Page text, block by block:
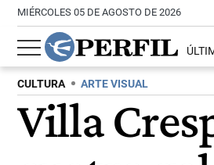
MIÉRCOLES 05 DE AGOSTO DE 2026
CULTURA ARTE VISUAL
Villa